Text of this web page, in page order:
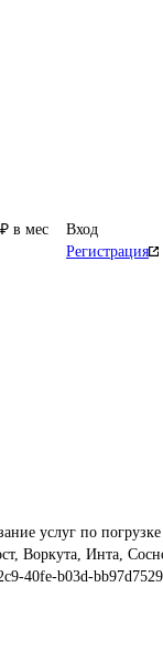
в мес
Вход
Регистрация
услуг по
Воркута, Инта,
40fe-b03d-